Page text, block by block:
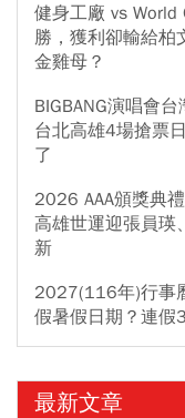
健身工廠 vs World
勝，獲利卻輸給
金雞母？
BIGBANG演唱會
台北高雄4場搶票
了
2026 AAA頒獎典
高雄世運迎張員
新
2027(116年)行事
假暑假日期？連假
最新文章